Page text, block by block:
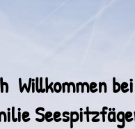
Willkommen